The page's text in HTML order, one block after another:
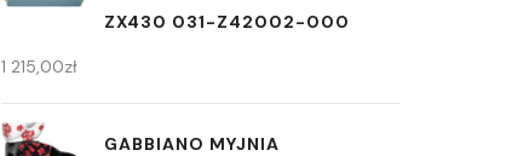
ZX430 031-Z42002-000
1 215,00zł
GABBIANO MYJNIA